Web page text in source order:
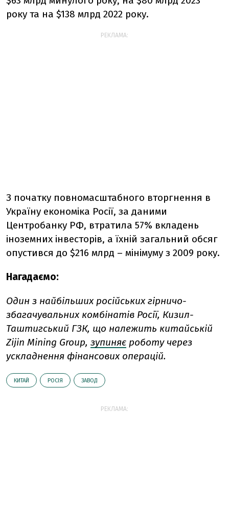
року та на $138 млрд 2022 року.
РЕКЛАМА:
З початку повномасштабного вторгнення в
Україну економіка Росії, за даними
Центробанку РФ, втратила 57% вкладень
іноземних інвесторів, а їхній загальний обсяг
опустився до $216 млрд – мінімуму з 2009 року.
Нагадаємо:
Один з найбільших російських гірничо-
збагачувальних комбінатів Росії, Кизил-
Таштигський ГЗК, що належить китайській
Zijin Mining Group, зупиняє роботу через
ускладнення фінансових операцій.
КИТАЙ РОСІЯ ЗАВОД
РЕКЛАМА: